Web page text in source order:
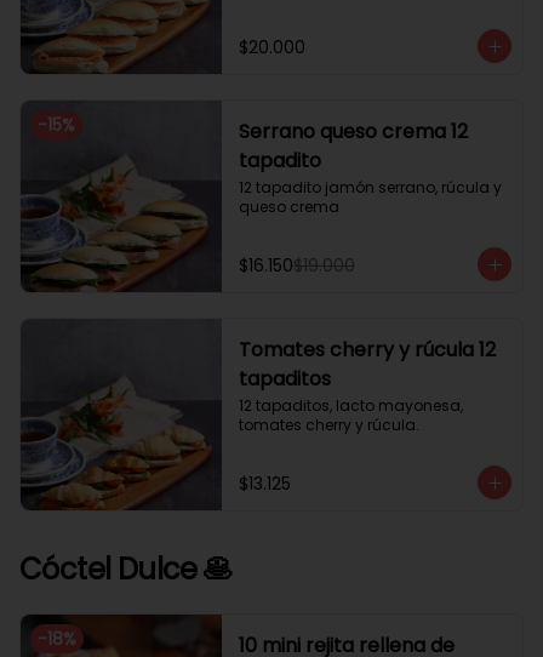
$20.000
-15%
Serrano queso crema 12
tapadito
12 tapadito jamón serrano, rúcula y
queso crema
$16.150$19.000
Tomates cherry y rúcula 12
tapaditos
12 tapaditos, lacto mayonesa,
tomates cherry y rúcula.
$13.125
Cóctel Dulce 🥞
-18%
10 mini rejita rellena de